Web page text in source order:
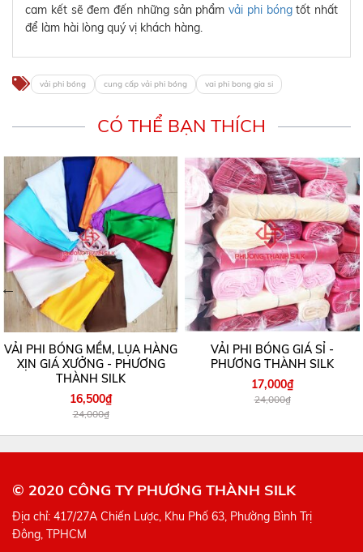
cam kết sẽ đem đến những sản phẩm vải phi bóngtốt nhất
để làm hài lòng quý vị khách hàng.
vải phi bóng cung cấp vải phi bóng vai phi bong gia si
CÓ THỂ BẠN THÍCH
VẢI PHI BÓNG MỀM, LỤA HÀNG
XỊN GIÁ XƯỞNG - PHƯƠNG
THÀNH SILK
16,500₫
24,000₫
VẢI PHI BÓNG GIÁ SỈ -
PHƯƠNG THÀNH SILK
17,000₫
24,000₫
© 2020 CÔNG TY PHƯƠNG THÀNH SILK
Địa chỉ: 417/27A Chiến Lược, Khu Phố 63, Phường Bình Trị
Đông, TPHCM